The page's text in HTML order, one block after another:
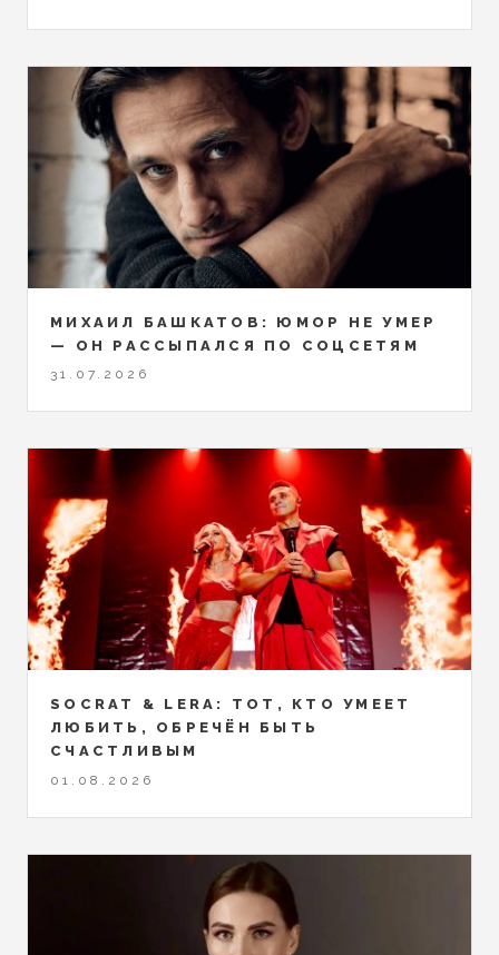
МИХАИЛ БАШКАТОВ: ЮМОР НЕ УМЕР
— ОН РАССЫПАЛСЯ ПО СОЦСЕТЯМ
31.07.2026
SOCRAT & LERA: ТОТ, КТО УМЕЕТ
ЛЮБИТЬ, ОБРЕЧЁН БЫТЬ
СЧАСТЛИВЫМ
01.08.2026